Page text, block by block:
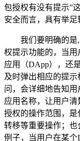
包授权有没有提示”
安全而言，具有举足
我们要明确的
权提示功能的，当
应用（DApp），还
及时弹出相应的提
问，会详细地告知
应用名称，让用户
授权的操作范围，
转移等重要操作；
例子，当用户在某